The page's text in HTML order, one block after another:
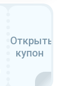
Открыть
купон